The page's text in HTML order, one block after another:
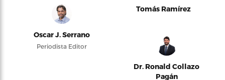
Oscar J. Serrano
Periodista Editor
Tomás Ramírez
Dr. Ronald Collazo
Pagán